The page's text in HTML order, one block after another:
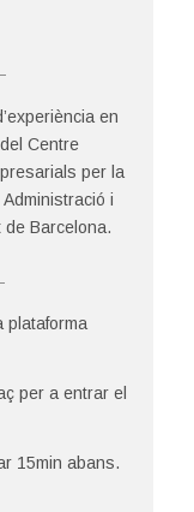
en
Centre
per la
i
de Barcelona.
plataforma
per a entrar el
15min abans.